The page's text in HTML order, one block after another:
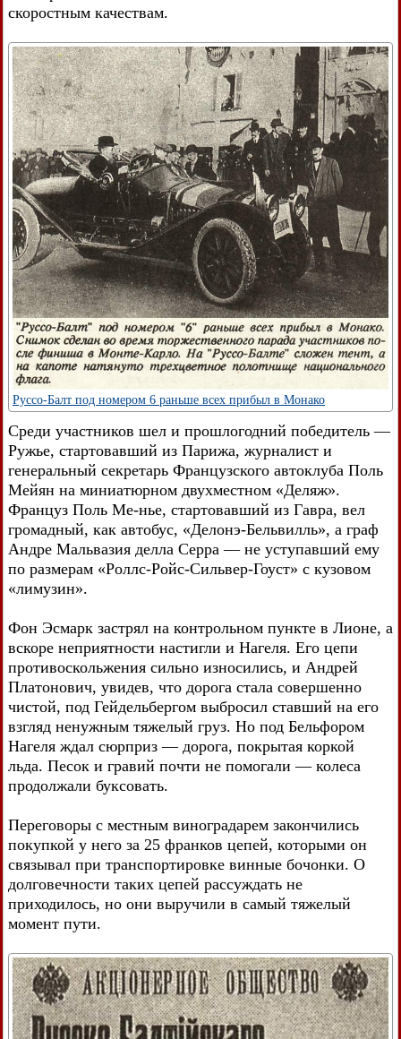
скоростным качествам.
Руссо-Балт под номером 6 раньше всех прибыл в Монако
Среди участников шел и прошлогодний победитель —
Ружье, стартовавший из Парижа, журналист и
генеральный секретарь Французского автоклуба Поль
Мейян на миниатюрном двухместном «Деляж».
Француз Поль Ме-нье, стартовавший из Гавра, вел
громадный, как автобус, «Делонэ-Бельвилль», а граф
Андре Мальвазия делла Серра — не уступавший ему
по размерам «Роллс-Ройс-Сильвер-Гоуст» с кузовом
«лимузин».
Фон Эсмарк застрял на контрольном пункте в Лионе, а
вскоре неприятности настигли и Нагеля. Его цепи
противоскольжения сильно износились, и Андрей
Платонович, увидев, что дорога стала совершенно
чистой, под Гейдельбергом выбросил ставший на его
взгляд ненужным тяжелый груз. Но под Бельфором
Нагеля ждал сюрприз — дорога, покрытая коркой
льда. Песок и гравий почти не помогали — колеса
продолжали буксовать.
Переговоры с местным виноградарем закончились
покупкой у него за 25 франков цепей, которыми он
связывал при транспортировке винные бочонки. О
долговечности таких цепей рассуждать не
приходилось, но они выручили в самый тяжелый
момент пути.